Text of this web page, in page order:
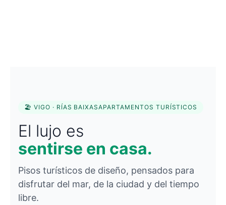
🏖️ VIGO · RÍAS BAIXASAPARTAMENTOS TURÍSTICOS
El lujo es
sentirse en casa.
Pisos turísticos de diseño, pensados para
disfrutar del mar, de la ciudad y del tiempo
libre.